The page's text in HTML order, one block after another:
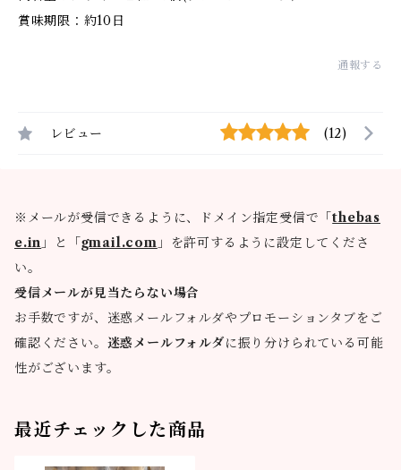
賞味期限：約10日
通報する
レビュー (12)
※メールが受信できるように、ドメイン指定受信で「thebas
e.in 」と「gmail.com 」を許可するように設定してくださ
い。
受信メールが見当たらない場合
お手数ですが、迷惑メールフォルダやプロモーションタブをご
確認ください。 迷惑メールフォルダに振り分けられている可能
性がございます。
最近チェックした商品